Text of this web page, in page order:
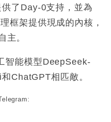
出手 斥4億美元押注未上市公
了Day-0支持，並為
框架提供現成的內核，
主。
智能模型DeepSeek-
ChatGPT相匹敵。